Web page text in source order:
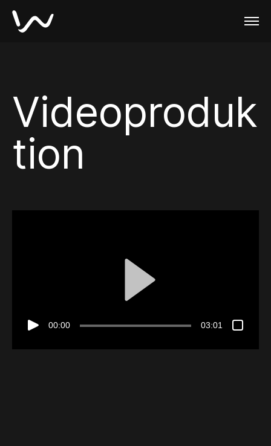
Videoproduk
tion
00:00 03:01